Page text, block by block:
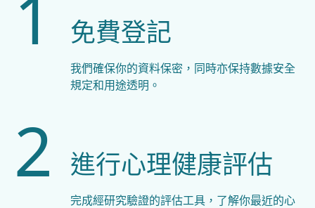
免費登記
我們確保你的資料保密，同時亦保持數據安全
規定和用途透明。
2 進行心理健康評估
完成經研究驗證的評估工具，了解你最近的心